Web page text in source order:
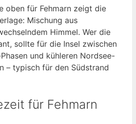
oben für Fehmarn zeigt die
Mischung aus
Himmel. Wer die
sollte für die Insel zwischen
und kühleren Nordsee-
– typisch für den Südstrand
für Fehmarn